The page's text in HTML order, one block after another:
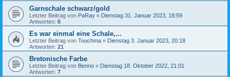
Garnschale schwarz/gold
Letzter Beitrag von PaRay « Dienstag 31. Januar 2023, 18:59
Antworten: 6
Es war einmal eine Schale,...
Letzter Beitrag von Touchma « Dienstag 3. Januar 2023, 20:18
Antworten: 21
Bretonische Farbe
Letzter Beitrag von Benno « Dienstag 18. Oktober 2022, 21:01
Antworten: 7